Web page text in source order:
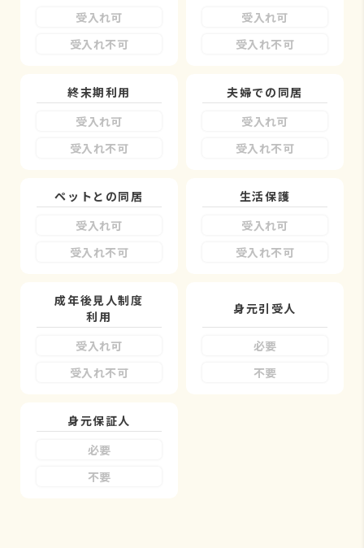
受入れ可
受入れ不可
受入れ可
受入れ不可
終末期利用
受入れ可
受入れ不可
夫婦での同居
受入れ可
受入れ不可
ペットとの同居
受入れ可
受入れ不可
生活保護
受入れ可
受入れ不可
成年後見人制度
利用
受入れ可
受入れ不可
身元引受人
必要
不要
身元保証人
必要
不要